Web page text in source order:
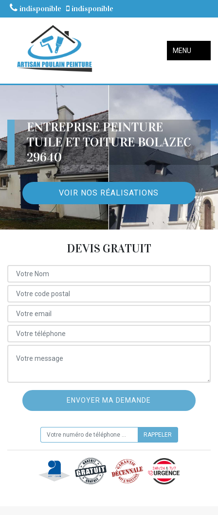
indisponible indisponible
MENU
ENTREPRISE PEINTURE
TUILE ET TOITURE BOLAZEC
29640
VOIR NOS RÉALISATIONS
DEVIS GRATUIT